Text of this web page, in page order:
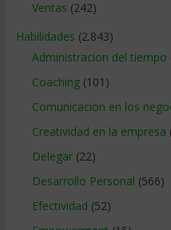
Ventas (242)
Habilidades (2.843)
Administracion del tiempo
Coaching(101)
Comunicacion en los
Creatividad en la empresa
Delegar(22)
Desarrollo Personal (566)
Efectividad (52)